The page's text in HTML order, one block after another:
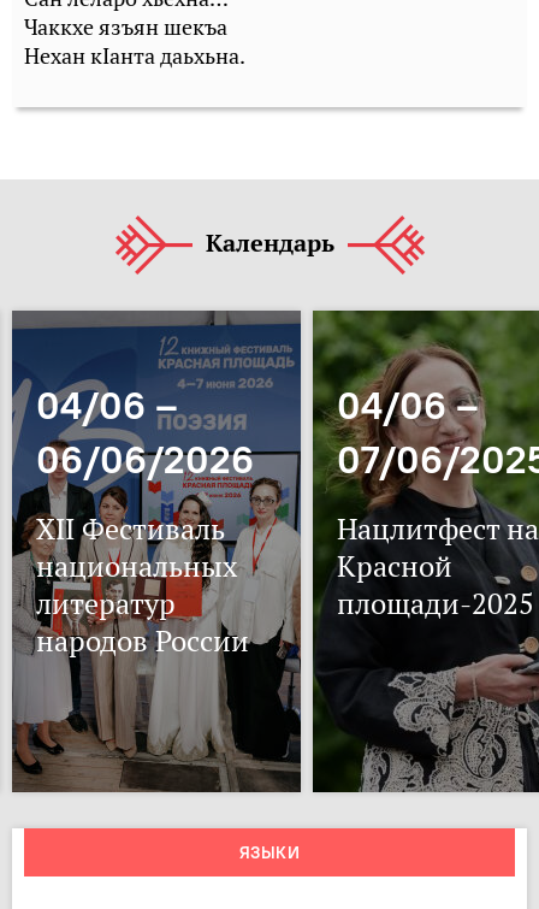
Чаккхе язъян шекъа
Нехан кIанта даьхьна.
Календарь
04/06 –
06/06/2026
XII Фестиваль
национальных
литератур
народов России
04/06 –
07/06/
Нацлитфест на
Красной
площади-2025
ЯЗЫКИ